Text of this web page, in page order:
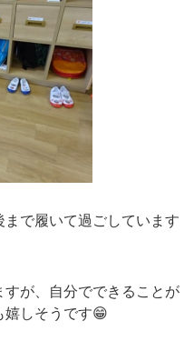
で履いて過ごしています
が、自分でできることが
嬉しそうです😁